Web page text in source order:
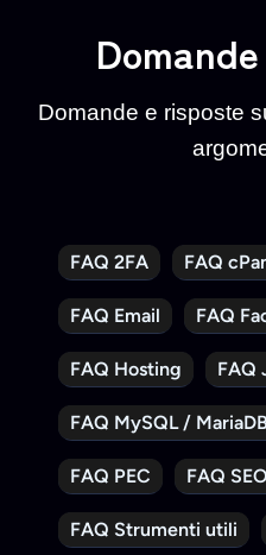
Domande e risposte
FAQ 2FA FAQ
FAQ Email FAQ
FAQ Hosting FAQ
FAQ MySQL /
FAQ PEC FAQ SEO
FAQ Strumenti utili